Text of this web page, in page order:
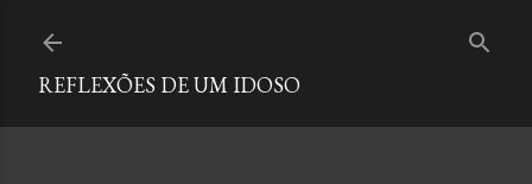
REFLEXÕES DE UM IDOSO